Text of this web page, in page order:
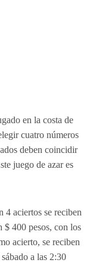
en la costa de
cuatro números
deben coincidir
juego de azar es
4 aciertos se reciben
$ 400 pesos, con los
acierto, se reciben
a las 2:30